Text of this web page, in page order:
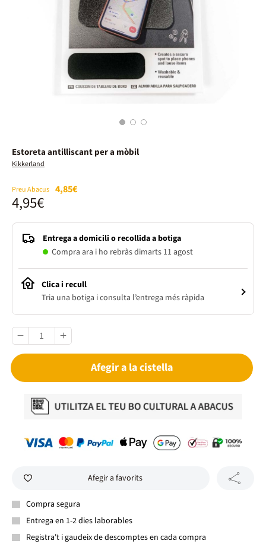
1 2 3
Estoreta antilliscant per a mòbil
Kikkerland
Preu Abacus 4,85€
4,95€
Entrega a domicili o recollida a botiga
Compra ara i ho rebràs dimarts 11 agost
Clica i recull
Tria una botiga i consulta l’entrega més ràpida
Afegir a la cistella
Afegir a favorits
Compra segura
Entrega en 1-2 dies laborables
Registra't i gaudeix de descomptes en cada compra